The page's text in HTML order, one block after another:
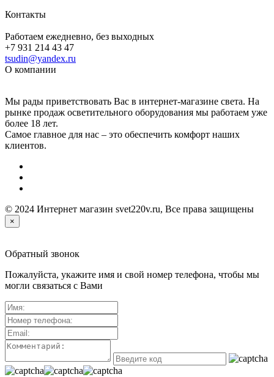
Контакты
Работаем ежедневно, без выходных
+7 931 214 43 47
tsudin@yandex.ru
О компании
Мы рады приветствовать Вас в интернет-магазине света. На
рынке продаж осветительного оборудования мы работаем уже
более 18 лет.
Самое главное для нас – это обеспечить комфорт наших
клиентов.
© 2024 Интернет магазин svet220v.ru, Все права защищены
×
Обратный звонок
Пожалуйста, укажите имя и свой номер телефона, чтобы мы
могли связаться с Вами